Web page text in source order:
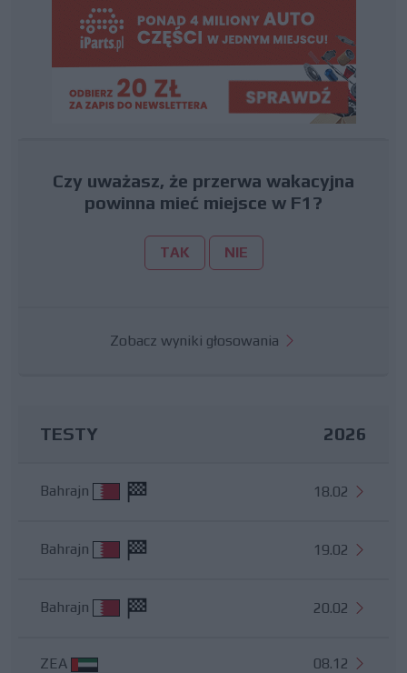
Czy uważasz, że przerwa wakacyjna
powinna mieć miejsce w F1?
TAK NIE
Zobacz wyniki głosowania
TESTY 2026
Bahrajn 18.02
Bahrajn 19.02
Bahrajn 20.02
ZEA 08.12